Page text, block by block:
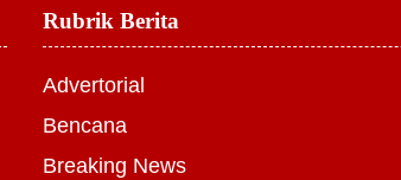
Rubrik Berita
Advertorial
Bencana
Breaking News